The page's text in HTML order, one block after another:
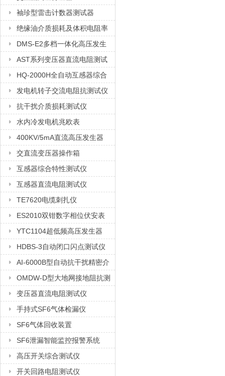
袖珍型雷击计数器测试器
绝缘油介质损耗及体积电阻率
测试仪
DMS-E2多档一体化高压发生
器
AST系列变压器直流电阻测试
仪
HQ-2000H全自动互感器综合
测试仪
发电机转子交流电阻抗测试仪
抗干扰介质损耗测试仪
水内冷发电机兆欧表
400KV/5mA直流高压发生器
交直流变压器操作箱
互感器综合特性测试仪
互感器直流电阻测试仪
TE7620电缆刺扎仪
ES2010双钳数字相位伏安表
YTC1104超低频高压发生器
HDBS-3自动闭口闪点测试仪
AI-6000B型自动抗干扰精密介
质损耗测量仪
OMDW-D型大地网接地阻抗测
试仪
变压器直流电阻测试仪
手持式SF6气体检漏仪
SF6气体回收装置
SF6泄漏智能监控报警系统
高压开关综合测试仪
开关回路电阻测试仪